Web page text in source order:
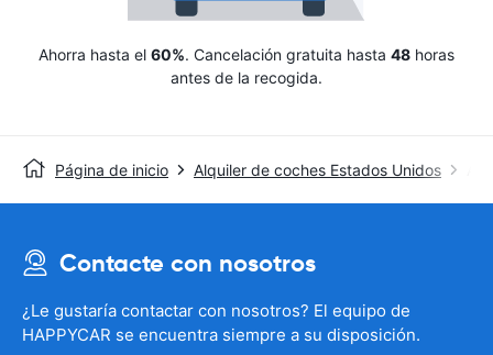
Ahorra hasta el 60%. Cancelación gratuita hasta 48 horas
antes de la recogida.
Página de inicio Alquiler de coches Estados Unidos
Contacte con nosotros
¿Le gustaría contactar con nosotros? El equipo de
HAPPYCAR se encuentra siempre a su disposición.